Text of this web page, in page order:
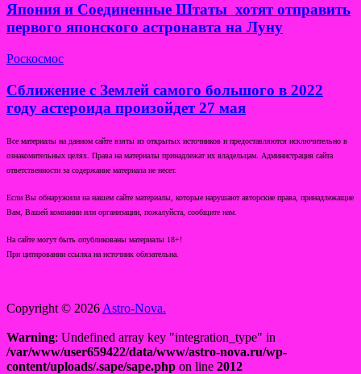
Япония и Соединенные Штаты хотят отправить
первого японского астронавта на Луну
Роскосмос
Сближение с Землей самого большого в 2022
году астероида произойдет 27 мая
Все материалы на данном сайте взяты из открытых источников и предоставляются исключительно в
ознакомительных целях. Права на материалы принадлежат их владельцам. Администрация сайта
ответственности за содержание материала не несет.
Если Вы обнаружили на нашем сайте материалы, которые нарушают авторские права, принадлежащие
Вам, Вашей компании или организации, пожалуйста, сообщите нам.
На сайте могут быть опубликованы материалы 18+!
При цитировании ссылка на источник обязательна.
Copyright © 2026 Astro-Nova.
Warning: Undefined array key "integration_type" in
/var/www/user659422/data/www/astro-nova.ru/wp-
content/uploads/.sape/sape.php on line 2012